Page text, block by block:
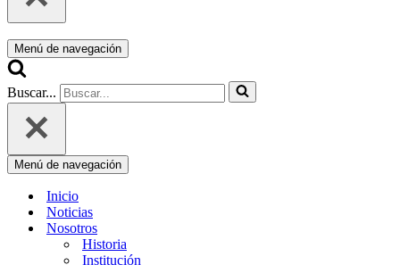
Menú de navegación
Buscar...
Menú de navegación
Inicio
Noticias
Nosotros
Historia
Institución